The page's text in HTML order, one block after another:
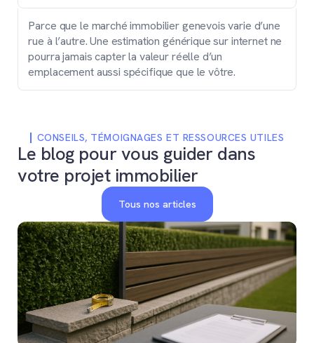
Parce que le marché immobilier genevois varie d’une
rue à l’autre. Une estimation générique sur internet ne
pourra jamais capter la valeur réelle d’un
emplacement aussi spécifique que le vôtre.
CONSEILS, TÉMOIGNAGES ET RESSOURCES UTILES
Le blog pour vous guider dans
votre projet immobilier
Tous nos articles